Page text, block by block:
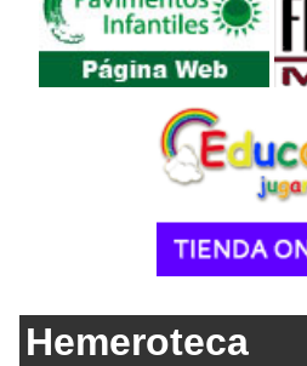
Hemeroteca